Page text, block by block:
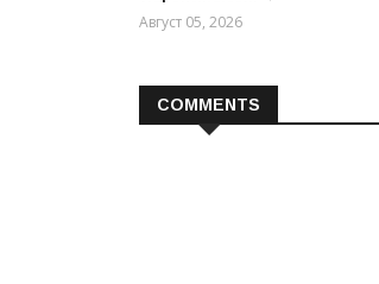
Август 05, 2026
COMMENTS